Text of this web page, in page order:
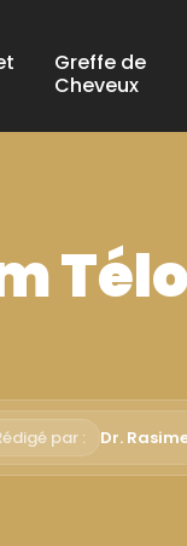
Greffe de
Cheveux
par : Dr.